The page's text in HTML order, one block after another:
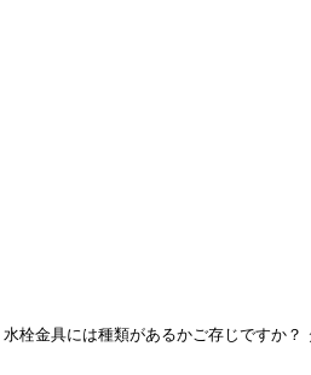
水栓金具には種類があるかご存じですか